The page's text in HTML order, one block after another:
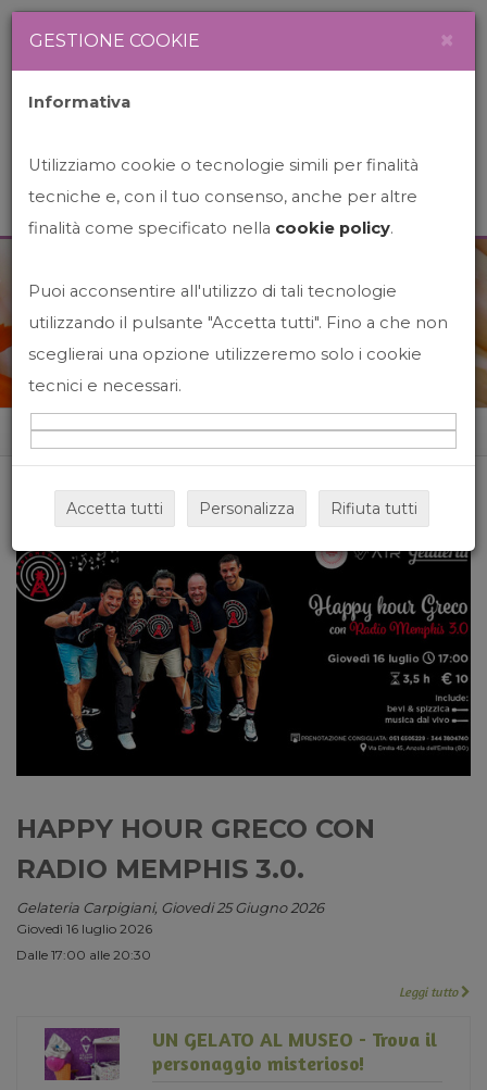
News&Events
Home News&events
HAPPY HOUR GRECO CON
RADIO MEMPHIS 3.0.
Gelateria Carpigiani, Giovedi 25 Giugno 2026
Giovedì 16 luglio 2026
Dalle 17:00 alle 20:30
Leggi tutto
UN GELATO AL MUSEO - Trova il
personaggio misterioso!
GESTIONE COOKIE ×
Informativa
Utilizziamo cookie o tecnologie simili per finalità
tecniche e, con il tuo consenso, anche per altre
finalità come specificato nella cookie policy.
Puoi acconsentire all'utilizzo di tali tecnologie
utilizzando il pulsante "Accetta tutti". Fino a che non
sceglierai una opzione utilizzeremo solo i cookie
tecnici e necessari.
Accetta tutti Personalizza Rifiuta tutti